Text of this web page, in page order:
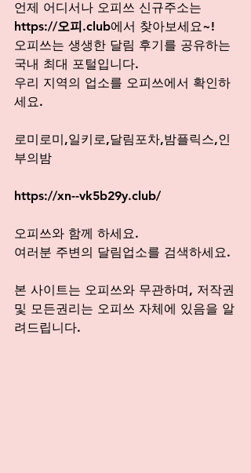
언제 어디서나 오피쓰 신규주소는
https://오피.club에서 찾아보세요~!
오피쓰는 생생한 달림 후기를 공유하는
국내 최대 포털입니다.
우리 지역의 업소를 오피쓰에서 확인하
세요.
로미로미,일키로,달림포차,밤플릭스,인
부의밤
https://xn--vk5b29y.club/
오피쓰와 함께 하세요.
여러분 주변의 달림업소를 검색하세요.
본 사이트는 오피쓰와 무관하며, 저작권
및 모든권리는 오피쓰 자체에 있음을 알
려드립니다.